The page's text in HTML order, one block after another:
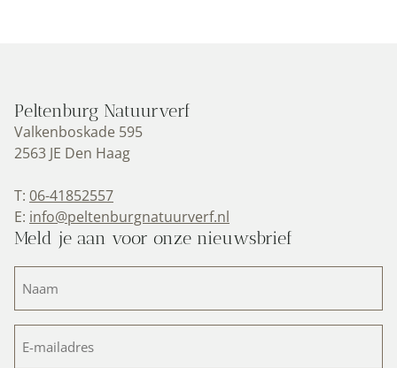
Peltenburg Natuurverf
Valkenboskade 595
2563 JE Den Haag
T: 06-41852557
E: info@peltenburgnatuurverf.nl
Meld je aan voor onze nieuwsbrief
(Vereist)
mailadres